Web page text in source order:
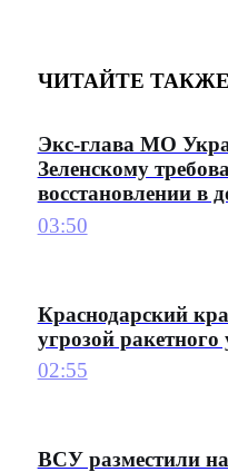
ЧИТАЙТЕ ТАКЖЕ
Экс-глава МО
Зеленскому
восстановлении в
03:50
Краснодарский
угрозой ракетного
02:55
ВСУ разместили